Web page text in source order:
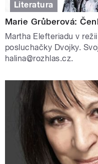
Literatura
Marie Grůberová:
Martha Elefteriadu v
posluchačky Dvojky.
halina@rozhlas.cz.